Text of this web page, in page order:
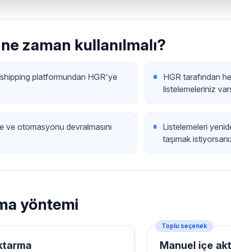
zaman kullanılmalı?
platformundan HGR'ye
HGR tarafından
listelemeleriniz
ve otomasyonu devralmasını
Listelemeleri
taşımak
yöntemi
Toplu seçenek
Manuel içe